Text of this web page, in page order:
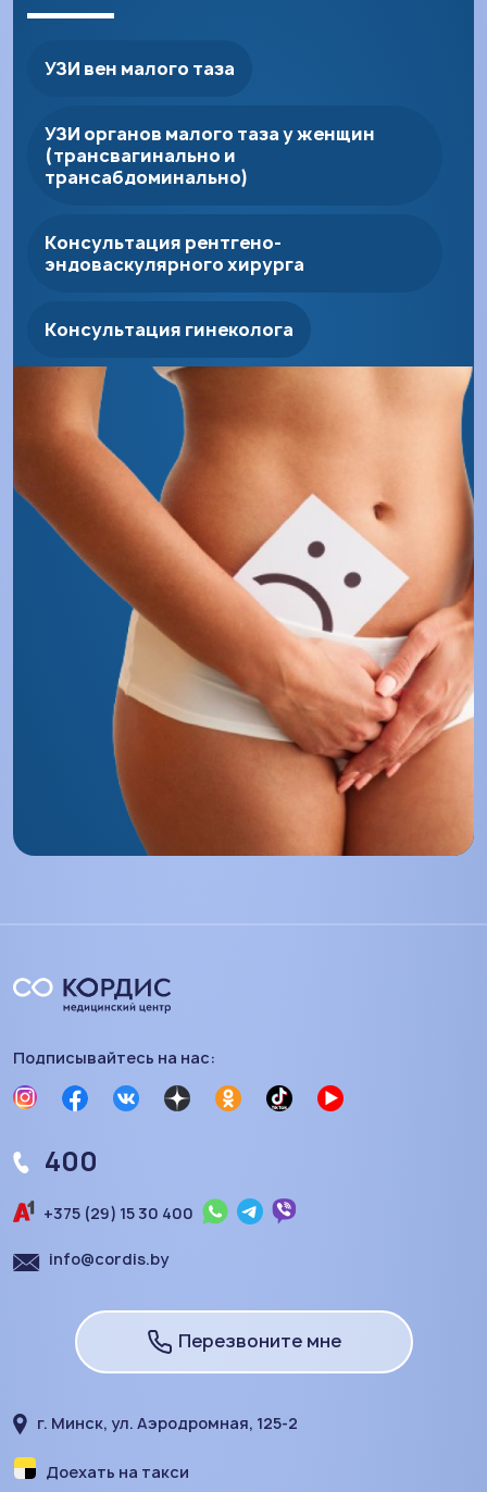
УЗИ вен малого таза
УЗИ органов малого таза у женщин
(трансвагинально и
трансабдоминально)
Консультация рентгено-
эндоваскулярного хирурга
Консультация гинеколога
Подписывайтесь на нас:
г. Минск, ул. Аэродромная, 125-2
Доехать на такси
400
+375 (29) 15 30 400
info@cordis.by
Перезвоните мне